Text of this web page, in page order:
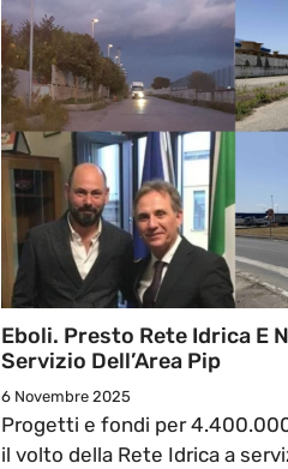
Eboli. Presto Rete Idrica E
Servizio Dell’Area Pip
6 Novembre 2025
Progetti e fondi per
il volto della Rete Idrica a